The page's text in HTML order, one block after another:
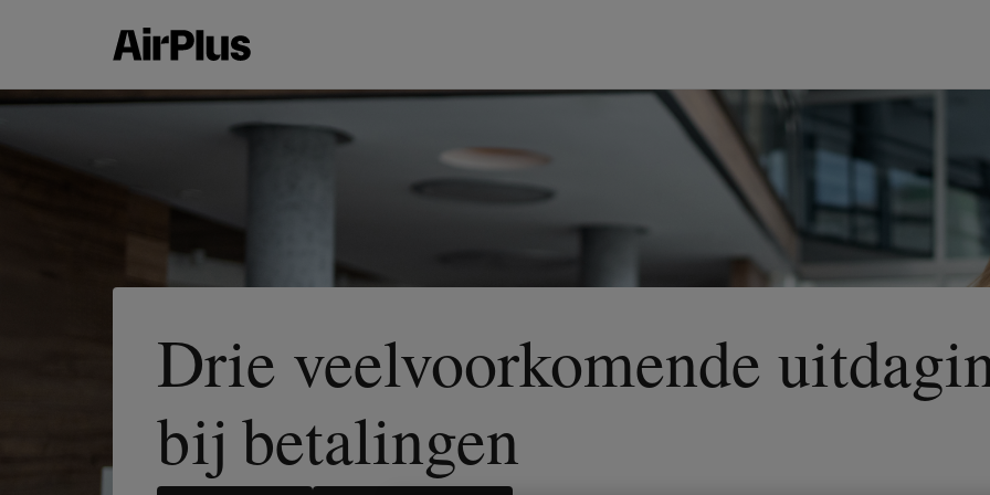
Drie veelvoorkomende
bij betalingen